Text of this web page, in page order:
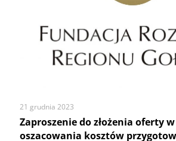
21 grudnia 2023
Zaproszenie do złożenia oferty
oszacowania kosztów